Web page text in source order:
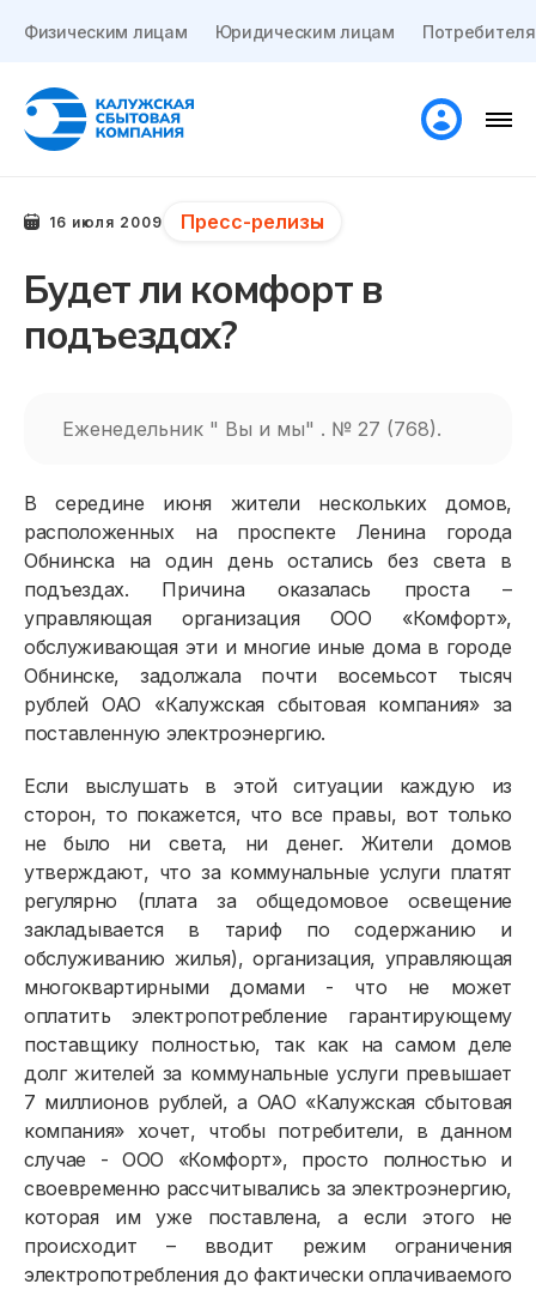
Физическим лицам Юридическим лицам
16 июля 2009 Пресс-релизы
Будет ли комфорт в
подъездах?
Еженедельник " Вы и мы" . № 27 (768).
В середине июня жители нескольких домов,
расположенных на проспекте Ленина города
Обнинска на один день остались без света в
подъездах. Причина оказалась проста –
управляющая организация ООО «Комфорт»,
обслуживающая эти и многие иные дома в городе
Обнинске, задолжала почти восемьсот тысяч
рублей ОАО «Калужская сбытовая компания» за
поставленную электроэнергию.
Если выслушать в этой ситуации каждую из
сторон, то покажется, что все правы, вот только
не было ни света, ни денег. Жители домов
утверждают, что за коммунальные услуги платят
регулярно (плата за общедомовое освещение
закладывается в тариф по содержанию и
обслуживанию жилья), организация, управляющая
многоквартирными домами - что не может
оплатить электропотребление гарантирующему
поставщику полностью, так как на самом деле
долг жителей за коммунальные услуги превышает
7 миллионов рублей, а ОАО «Калужская сбытовая
компания» хочет, чтобы потребители, в данном
случае - ООО «Комфорт», просто полностью и
своевременно рассчитывались за электроэнергию,
которая им уже поставлена, а если этого не
происходит – вводит режим ограничения
электропотребления до фактически оплачиваемого